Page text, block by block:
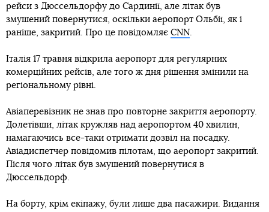
рейси з Дюссельдорфу до Сардинії, але літак був
змушений повернутися, оскільки аеропорт Ольбії, як і
раніше, закритий. Про це повідомляє CNN.
Італія 17 травня відкрила аеропорт для регулярних
комерційних рейсів, але того ж дня рішення змінили на
регіональному рівні.
Авіаперевізник не знав про повторне закриття аеропорту.
Долетівши, літак кружляв над аеропортом 40 хвилин,
намагаючись все-таки отримати дозвіл на посадку.
Авіадиспетчер повідомив пілотам, що аеропорт закритий.
Після чого літак був змушений повернутися в
Дюссельдорф.
На борту, крім екіпажу, були лише два пасажири. Видання